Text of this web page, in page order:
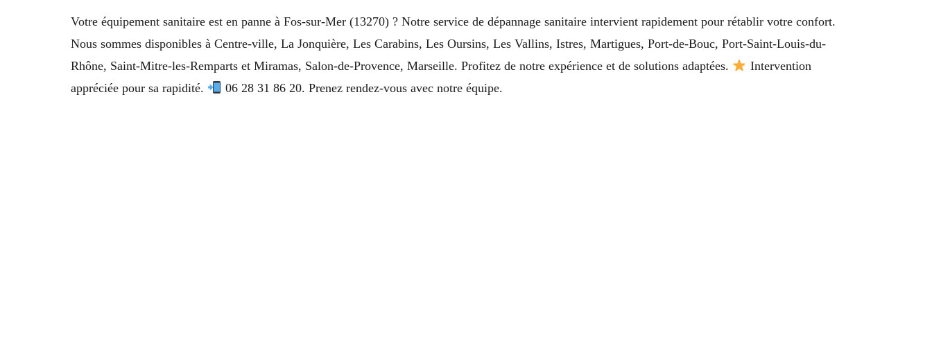
Votre équipement sanitaire est en panne à Fos-sur-Mer (13270) ? Notre service de dépannage sanitaire intervient rapidement pour rétablir votre confort.
Nous sommes disponibles à Centre-ville, La Jonquière, Les Carabins, Les Oursins, Les Vallins, Istres, Martigues, Port-de-Bouc, Port-Saint-Louis-du-
Rhône, Saint-Mitre-les-Remparts et Miramas, Salon-de-Provence, Marseille. Profitez de notre expérience et de solutions adaptées.
Intervention
appréciée pour sa rapidité.
06 28 31 86 20. Prenez rendez-vous avec notre équipe.